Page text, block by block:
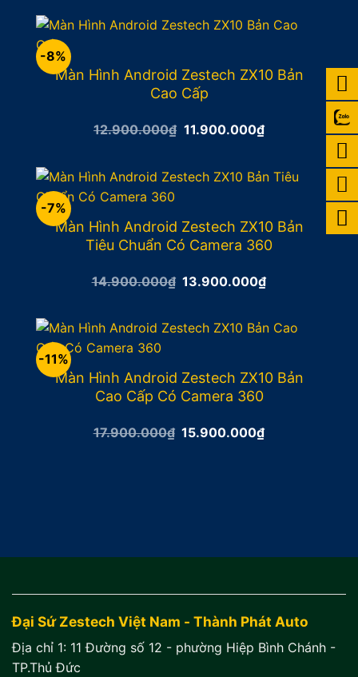
9.900.000₫.là:
8.900.000₫.
-8%
Màn Hình Android Zestech ZX10 Bản
Cao Cấp
12.900.000₫ Giá
12.900.000₫.
11.900.000₫Giá
hiện
11.900.000₫.
-7%
Màn Hình Android Zestech ZX10 Bản
Tiêu Chuẩn Có Camera 360
14.900.000₫ Giá
14.900.000₫.
13.900.000₫Giá
13.900.000₫.
-11%
Màn Hình Android Zestech ZX10 Bản
Cao Cấp Có Camera 360
17.900.000₫ Giá
15.900.000₫Giá
Đại Sứ Zestech Việt Nam - Thành Phát Auto
Địa chỉ 1: 11 Đường số 12 - phường Hiệp Bình Chánh -
TP.Thủ Đức